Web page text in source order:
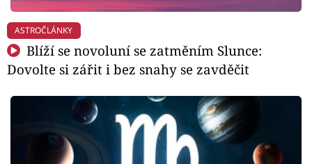
ASTROČLÁNKY
Blíží se novoluní se zatměním Slunce:
Dovolte si zářit i bez snahy se zavděčit